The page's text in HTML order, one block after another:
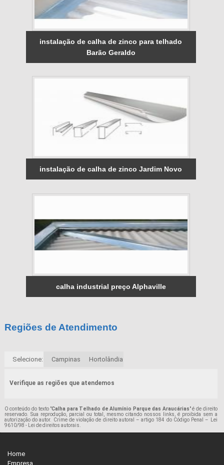
instalação de calha de zinco para telhado
Barão Geraldo
instalação de calha de zinco Jardim Novo
calha industrial preço Alphaville
Regiões de Atendimento
Selecione: Campinas Hortolândia
Verifique as regiões que atendemos
O conteúdo do texto "Calha para Telhado de Alumínio Parque das Araucárias" é de direito
reservado. Sua reprodução, parcial ou total, mesmo citando nossos links, é proibida sem a
autorização do autor. Crime de violação de direito autoral – artigo 184 do Código Penal –
Lei
9610/98 - Lei de direitos autorais.
Home
Empresa